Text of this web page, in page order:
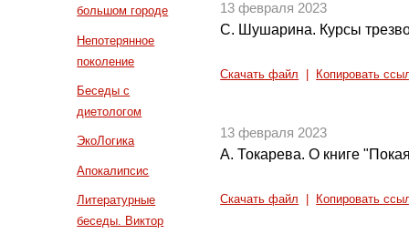
большом городе
Непотерянное
поколение
Беседы с
диетологом
ЭкоЛогика
Апокалипсис
Литературные
беседы. Виктор
13 февраля 2023
С. Шушарина. Курсы
Скачать файл Копировать
13 февраля 2023
А. Токарева. О книге
Скачать файл Копировать